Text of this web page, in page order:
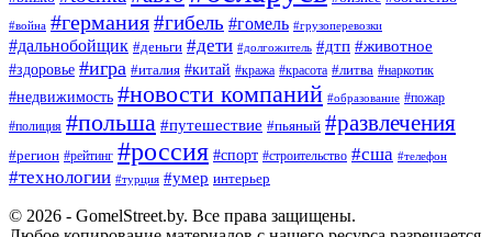
#война #германия#гибель #гомель #грузоперевозки
#дальнобойщик #деньги #дети #долгожитель #дтп #животное
#здоровье #игра #италия #китай #кража #красота #литва #наркотик
#недвижимость #новости компаний #образование #пожар
#полиция #польша #путешествие #пьяный #развлечения
#регион #рейтинг #россия #спорт #строительство #сша #телефон
#технологии #турция #умер интерьер
© 2026 - GomelStreet.by. Все права защищены.